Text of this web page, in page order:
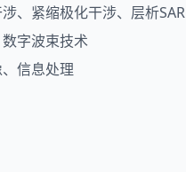
、紧缩极化干涉、层析SAR
字波束技术
信息处理